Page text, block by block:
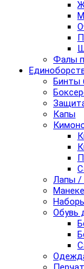
Фалы
Бинты
Капы
Лапы /
Обувь